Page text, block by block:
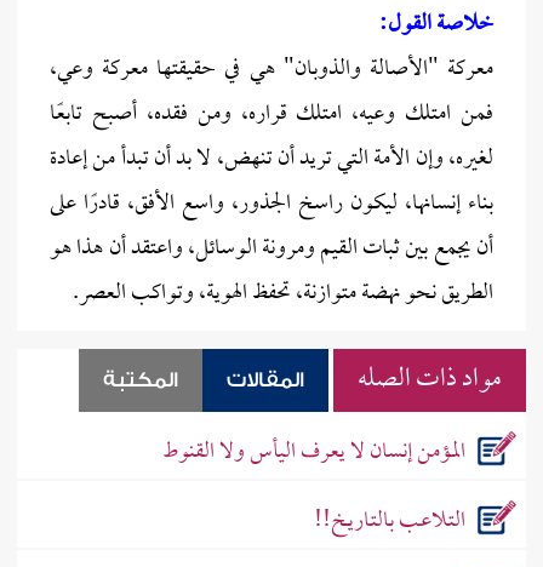
خلاصة القول:
معركة "الأصالة والذوبان" هي في حقيقتها معركة وعي،
فمن امتلك وعيه، امتلك قراره، ومن فقده، أصبح تابعًا
لغيره، وإن الأمة التي تريد أن تنهض، لا بد أن تبدأ من إعادة
بناء إنسانها، ليكون راسخ الجذور، واسع الأفق، قادرًا على
أن يجمع بين ثبات القيم ومرونة الوسائل، واعتقد أن هذا هو
الطريق نحو نهضة متوازنة، تحفظ الهوية، وتواكب العصر.
مواد ذات الصله المقالات المكتبة
المؤمن إنسان لا يعرف اليأس ولا القنوط
التـلاعـب بالتـاريـخ!!